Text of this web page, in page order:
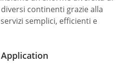
continenti grazie alla
semplici, efficienti e